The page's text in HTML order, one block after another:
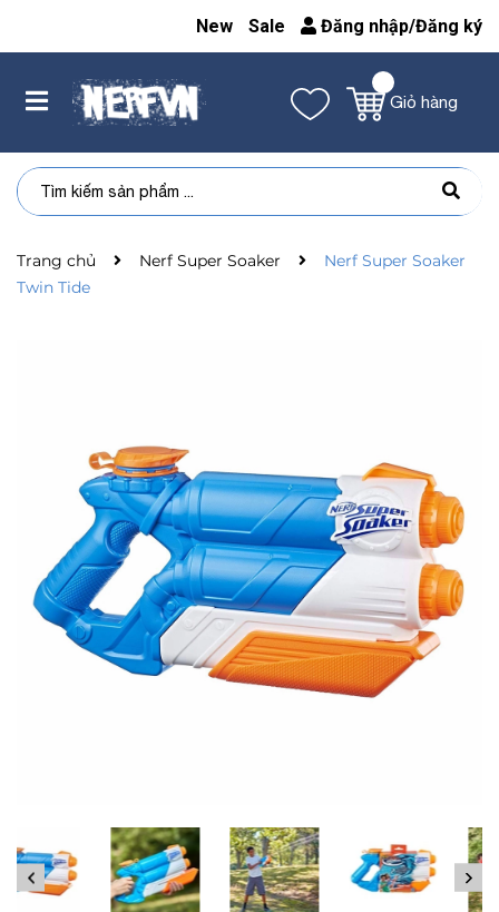
New Sale Đăng nhập/Đăng ký
Giỏ hàng
Trang chủ Nerf Super Soaker
Nerf Super Soaker
Twin Tide